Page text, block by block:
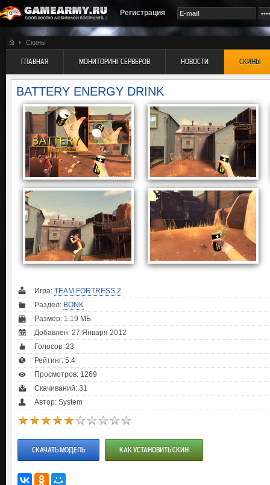
Регистрация
Скины
ГЛАВНАЯ МОНИТОРИНГ СЕРВЕРОВ НОВОСТИ СКИНЫ
BATTERY ENERGY DRINK
Игра: TEAM FORTRESS 2
Раздел: BONK
Размер: 1.19 МБ
Добавлен: 27 Января 2012
Голосов: 23
Рейтинг: 5.4
Просмотров: 1269
Скачиваний: 31
Автор: System
СКАЧАТЬ МОДЕЛЬ КАК УСТАНОВИТЬ СКИН